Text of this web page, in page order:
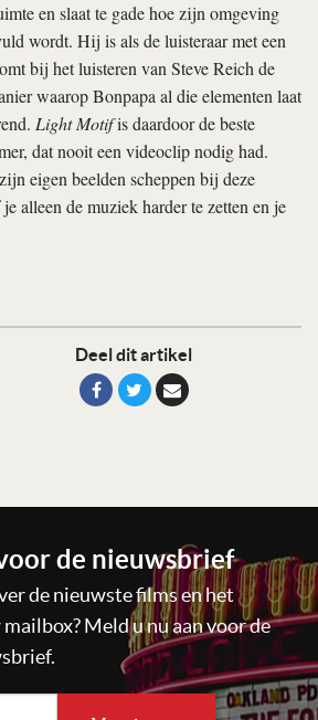
Deel dit artikel
en slaat te gade hoe zijn omgeving
wordt. Hij is als de luisteraar met een
bij het luisteren van Steve Reich de
waarop Bonpapa al die elementen laat
Light Motifis daardoor de beste
dat nooit een videoclip nodig had.
eigen beelden scheppen bij deze
alleen de muziek harder te zetten en je
de nieuwsbrief
de nieuwste films en het
Meld u nu aan voor de